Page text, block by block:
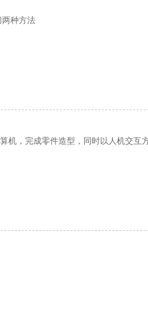
两种方法
机，完成零件造型，同时以人机交互